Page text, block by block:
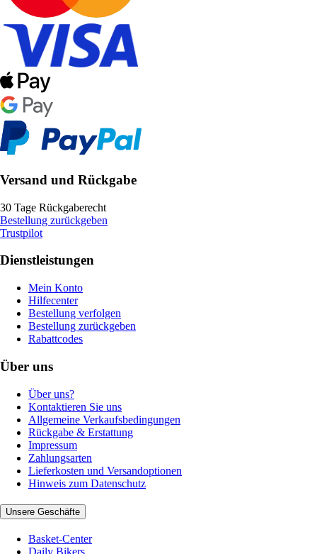
Versand und Rückgabe
30 Tage Rückgaberecht
Bestellung zurückgeben
Trustpilot
Dienstleistungen
Mein Konto
Hilfecenter
Bestellung verfolgen
Bestellung zurückgeben
Rabattcodes
Über uns
Über uns?
Kontaktieren Sie uns
Allgemeine Verkaufsbedingungen
Rückgabe & Erstattung
Impressum
Zahlungsarten
Lieferkosten und Versandoptionen
Hinweis zum Datenschutz
Unsere Geschäfte
Basket-Center
Daily Bikers